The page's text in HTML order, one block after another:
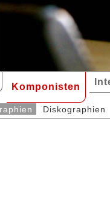
Komponisten
Diskographien